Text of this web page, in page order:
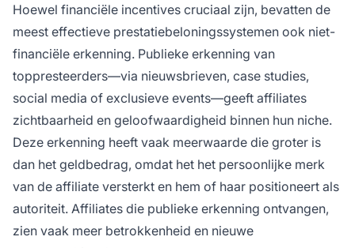
Hoewel financiële incentives cruciaal zijn, bevatten de
meest effectieve prestatiebeloningssystemen ook niet-
financiële erkenning. Publieke erkenning van
toppresteerders—via nieuwsbrieven, case studies,
social media of exclusieve events—geeft affiliates
zichtbaarheid en geloofwaardigheid binnen hun niche.
Deze erkenning heeft vaak meerwaarde die groter is
dan het geldbedrag, omdat het het persoonlijke merk
van de affiliate versterkt en hem of haar positioneert als
autoriteit. Affiliates die publieke erkenning ontvangen,
zien vaak meer betrokkenheid en nieuwe